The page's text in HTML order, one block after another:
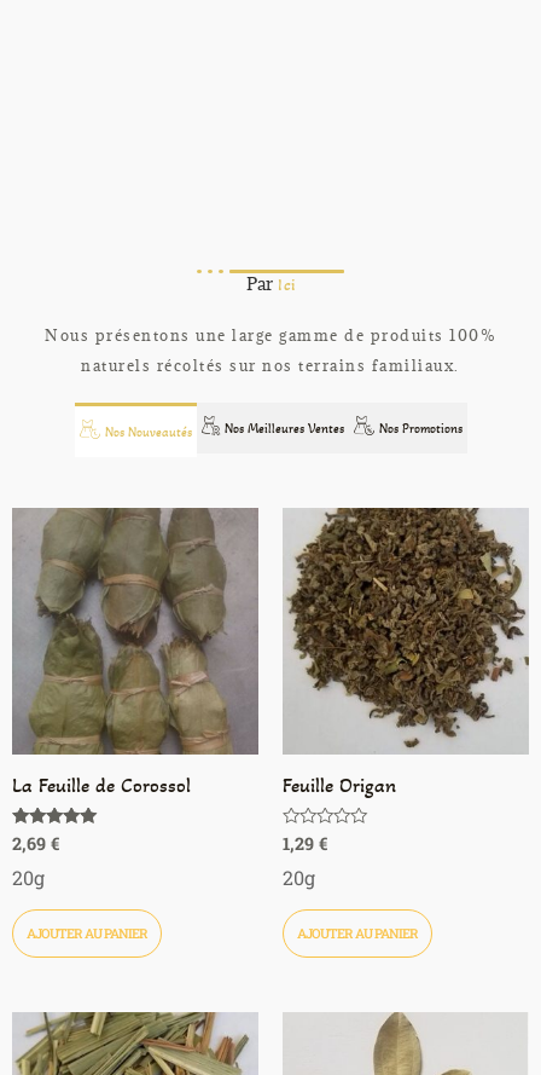
Par Ici
Nous présentons une large gamme de produits 100%
naturels récoltés sur nos terrains familiaux.
Nos Nouveautés Nos Meilleures Ventes Nos Promotions
La Feuille de Corossol
Note
5.00
sur 5
2,69 €
20g
AJOUTER AU PANIER
Feuille Origan
Note
0
sur
5
1,29 €
20g
AJOUTER AU PANIER